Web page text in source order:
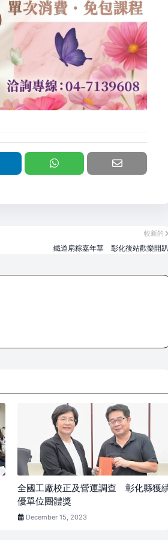
較新的
鐵道扇粽嘉年華 彰化後站歡樂開趴
全國工廠校正及營運調查 彰化縣獲
優單位團體獎
December 15, 2023